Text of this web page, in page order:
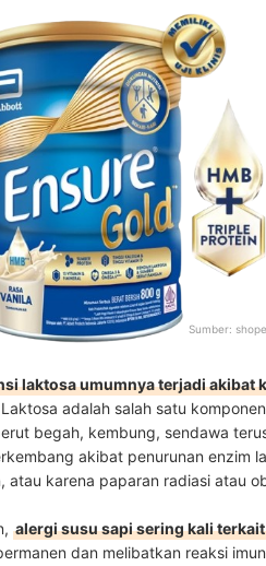
Sumber:
laktosa umumnya terjadi akibat
adalah salah satu
begah, kembung, sendawa
akibat penurunan enzim
atau karena paparan radiasi atau
alergi susu sapi sering kali
dan melibatkan reaksi